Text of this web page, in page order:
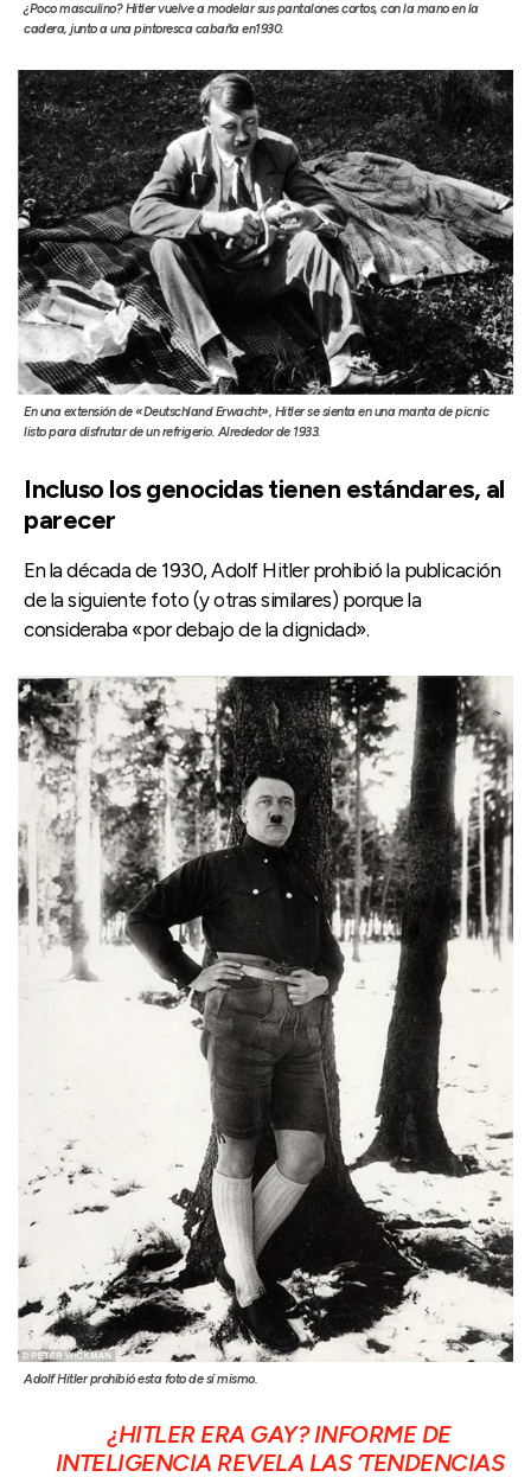
¿Poco masculino? Hitler vuelve a modelar sus pantalones cortos, con la mano en la
cadera, junto a una pintoresca cabaña en1930.
En una extensión de «Deutschland Erwacht», Hitler se sienta en una manta de picnic
listo para disfrutar de un refrigerio. Alrededor de 1933.
Incluso los genocidas tienen estándares, al
parecer
En la década de 1930, Adolf Hitler prohibió la publicación
de la siguiente foto (y otras similares) porque la
consideraba «por debajo de la dignidad».
Adolf Hitler prohibió esta foto de sí mismo.
¿HITLER ERA GAY? INFORME DE
INTELIGENCIA REVELA LAS ‘TENDENCIAS